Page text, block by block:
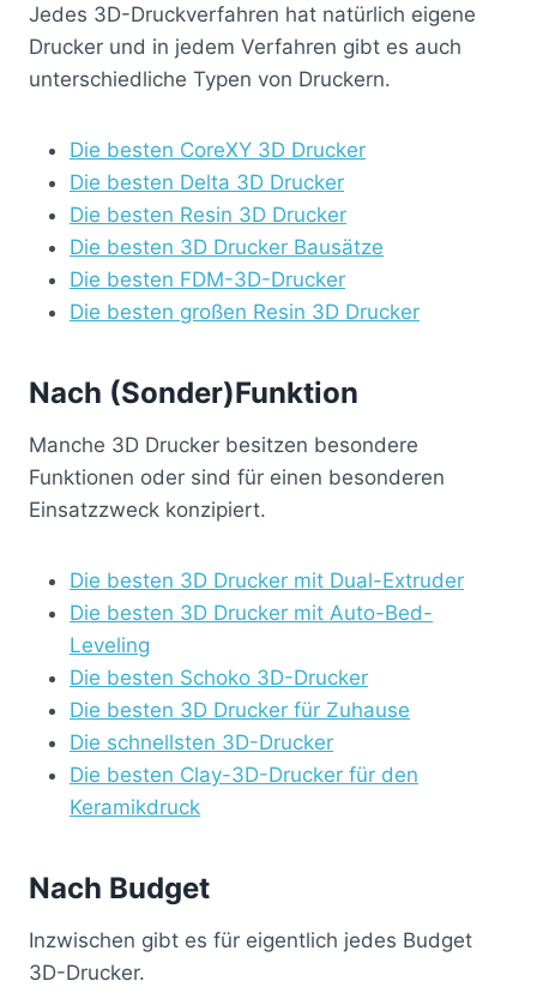
Jedes 3D-Druckverfahren hat natürlich eigene
Drucker und in jedem Verfahren gibt es auch
unterschiedliche Typen von Druckern.
Die besten CoreXY 3D Drucker
Die besten Delta 3D Drucker
Die besten Resin 3D Drucker
Die besten 3D Drucker Bausätze
Die besten FDM-3D-Drucker
Die besten großen Resin 3D Drucker
Nach (Sonder)Funktion
Manche 3D Drucker besitzen besondere
Funktionen oder sind für einen besonderen
Einsatzzweck konzipiert.
Die besten 3D Drucker mit Dual-Extruder
Die besten 3D Drucker mit Auto-Bed-
Leveling
Die besten Schoko 3D-Drucker
Die besten 3D Drucker für Zuhause
Die schnellsten 3D-Drucker
Die besten Clay-3D-Drucker für den
Keramikdruck
Nach Budget
Inzwischen gibt es für eigentlich jedes Budget
3D-Drucker.